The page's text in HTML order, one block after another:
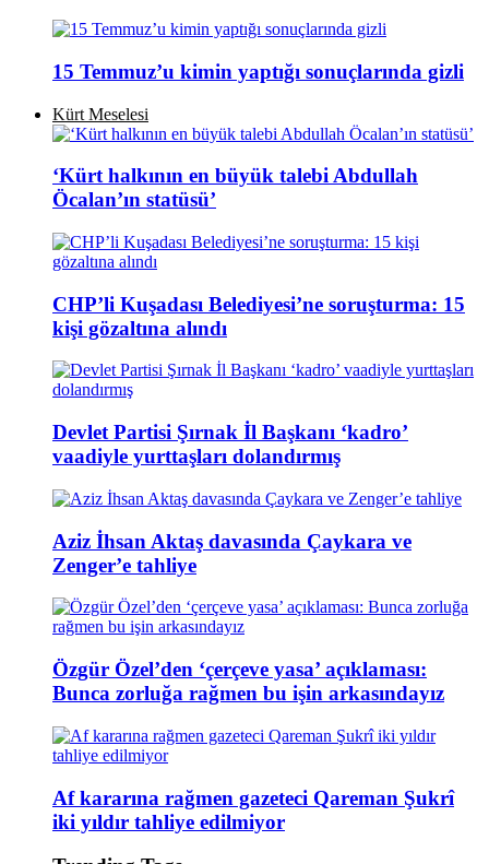
15 Temmuz’u kimin yaptığı sonuçlarında gizli
Kürt Meselesi
‘Kürt halkının en büyük talebi Abdullah
Öcalan’ın statüsü’
CHP’li Kuşadası Belediyesi’ne soruşturma: 15
kişi gözaltına alındı
Devlet Partisi Şırnak İl Başkanı ‘kadro’
vaadiyle yurttaşları dolandırmış
Aziz İhsan Aktaş davasında Çaykara ve
Zenger’e tahliye
Özgür Özel’den ‘çerçeve yasa’ açıklaması:
Bunca zorluğa rağmen bu işin arkasındayız
Af kararına rağmen gazeteci Qareman Şukrî
iki yıldır tahliye edilmiyor